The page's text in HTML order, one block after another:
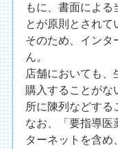
もに、書面による
とが原則とされて
そのため、インタ
ん。
店舗においても、
購入することがな
所に陳列などする
なお、「要指導医
ターネットを含め